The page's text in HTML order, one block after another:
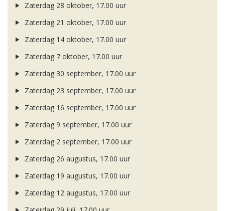
Zaterdag 28 oktober, 17.00 uur
Zaterdag 21 oktober, 17.00 uur
Zaterdag 14 oktober, 17.00 uur
Zaterdag 7 oktober, 17.00 uur
Zaterdag 30 september, 17.00 uur
Zaterdag 23 september, 17.00 uur
Zaterdag 16 september, 17.00 uur
Zaterdag 9 september, 17.00 uur
Zaterdag 2 september, 17.00 uur
Zaterdag 26 augustus, 17.00 uur
Zaterdag 19 augustus, 17.00 uur
Zaterdag 12 augustus, 17.00 uur